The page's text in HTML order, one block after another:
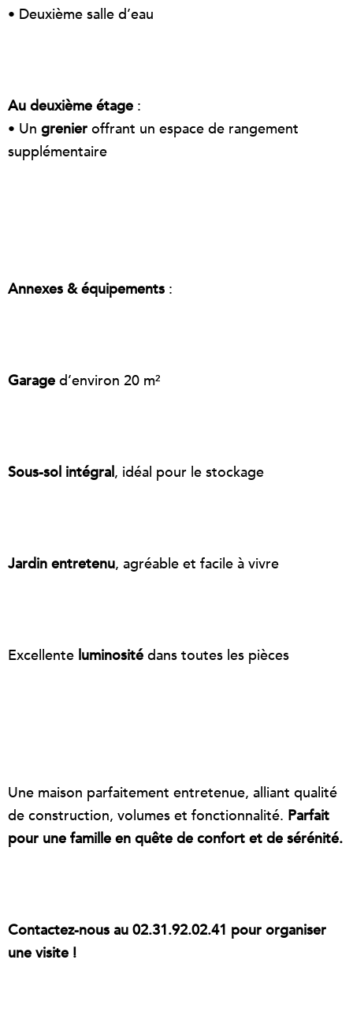
• Deuxième salle d’eau
Au deuxième étage :
• Un grenier offrant un espace de rangement
supplémentaire
Annexes & équipements :
Garage d’environ 20 m²
Sous-sol intégral, idéal pour le stockage
Jardin entretenu, agréable et facile à vivre
Excellente luminosité dans toutes les pièces
Une maison parfaitement entretenue, alliant qualité
de construction, volumes et fonctionnalité. Parfait
pour une famille en quête de confort et de sérénité.
Contactez-nous au 02.31.92.02.41 pour organiser
une visite !